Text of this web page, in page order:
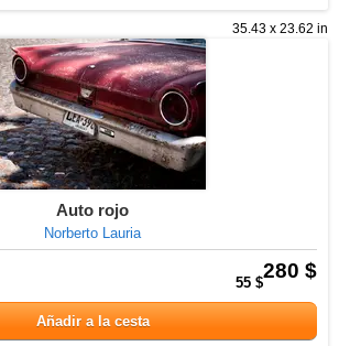
35.43 x 23.62 in
Auto rojo
Norberto Lauria
280 $
55 $
Añadir a la cesta